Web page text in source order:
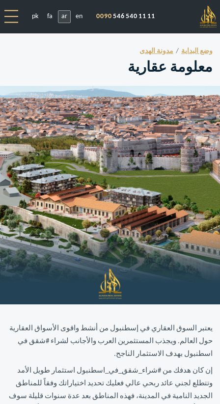
0090 546 540 11 11
en
ar
fa
pk
وضع البداية مدونة الهدى
معلومة عقارية
يعتبر السوق العقاري في إسطنبول من أنشط واقوى الأسواق العقارية
حول العالم. ويجذب المستثمرين العرب والأجانب لشراء #شقق في
اسطنبول بهدف الاستثمار الناجح.
إن كان هدفك من #شراء_شقق_في_اسطنبول استثمار طويل الأمد
وتتطلع لجني عائد ربحي عالي فعليك تحديد اختياراتك وفقاً للمناطق
الجديد النامية في المدينة، فهذه المناطق بعد عدة سنوات قليلة سوف